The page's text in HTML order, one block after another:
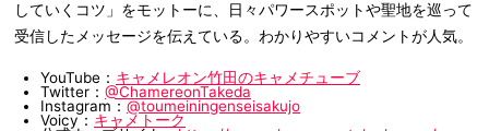
していくコツ」をモットーに、日々パワースポットや聖地を巡って
受信したメッセージを伝えている。わかりやすいコメントが人気。
YouTube： キャメレオン竹田のキャメチューブ
Twitter： @ChamereonTakeda
Instagram： @toumeiningenseisakujo
Voicy： キャメトーク